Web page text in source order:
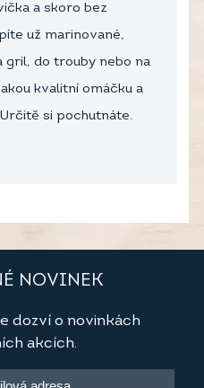
a skoro bez
už marinované,
gril, do trouby nebo na
kvalitní omáčku a
si pochutnáte.
NOVINEK
dozví o novinkách
akcích.